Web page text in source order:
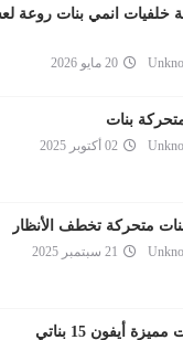
خلفيات انمي بنات
20 مايو 2026
بنات
02 أكتوبر 2025
متحركة تخطف الأنظار
21 سبتمبر 2025
أيفون 15 بناتي